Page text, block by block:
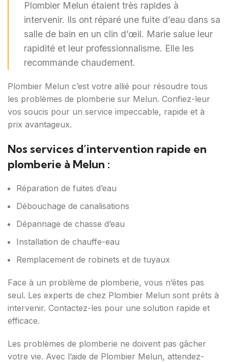
Plombier Melun étaient très rapides à
intervenir. Ils ont réparé une fuite d’eau dans sa
salle de bain en un clin d’œil. Marie salue leur
rapidité et leur professionnalisme. Elle les
recommande chaudement.
Plombier Melun c’est votre allié pour résoudre tous
les problèmes de plomberie sur Melun. Confiez-leur
vos soucis pour un service impeccable, rapide et à
prix avantageux.
Nos services d’intervention rapide en
plomberie à Melun :
Réparation de fuites d’eau
Débouchage de canalisations
Dépannage de chasse d’eau
Installation de chauffe-eau
Remplacement de robinets et de tuyaux
Face à un problème de plomberie, vous n’êtes pas
seul. Les experts de chez Plombier Melun sont prêts à
intervenir. Contactez-les pour une solution rapide et
efficace.
Les problèmes de plomberie ne doivent pas gâcher
votre vie. Avec l’aide de Plombier Melun, attendez-